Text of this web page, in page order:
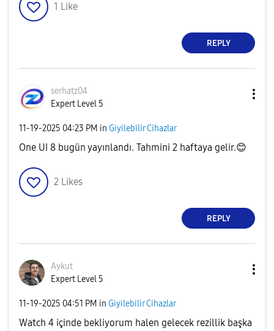
1 Like
REPLY
serhatz04
Expert Level 5
‎11-19-2025 04:23 PM in Giyilebilir Cihazlar
One UI 8 bugün yayınlandı. Tahmini 2 haftaya gelir.😊
2 Likes
REPLY
Aykut
Expert Level 5
‎11-19-2025 04:51 PM in Giyilebilir Cihazlar
Watch 4 içinde bekliyorum halen gelecek rezillik başka